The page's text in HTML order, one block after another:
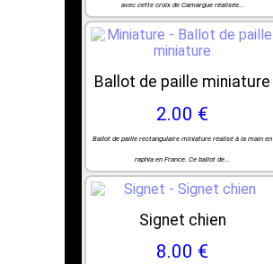
avec cette croix de Camargue réalisée...
Ballot de paille miniature
2.00 €
Ballot de paille rectangulaire miniature réalisé à la main en
raphia en France. Ce ballot de...
Signet chien
8.00 €